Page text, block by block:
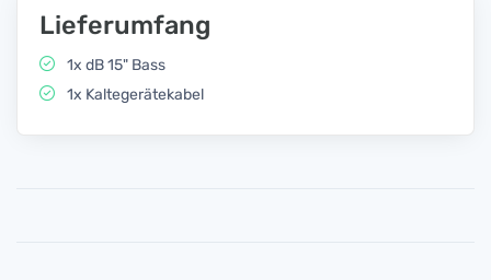
Lieferumfang
1x dB 15" Bass
1x Kaltegerätekabel